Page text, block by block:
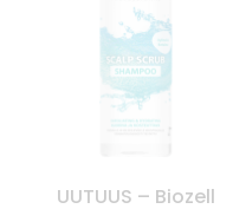
UUTUUS – Biozell